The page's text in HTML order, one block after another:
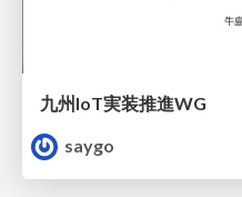
九州IoT実装推進WG
saygo